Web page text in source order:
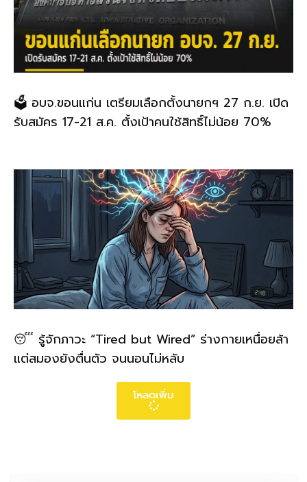
🗳️ อบจ.ขอนแก่น เตรียมเลือกตั้งนายกฯ 27 ก.ย. เปิด
รับสมัคร 17-21 ส.ค. ตั้งเป้าคนใช้สิทธิ์ไม่น้อย 70%
😴 รู้จักภาวะ “Tired but Wired” ร่างกายเหนื่อยล้า
แต่สมองยังตื่นตัว จนนอนไม่หลับ
โหลดเพิ่ม